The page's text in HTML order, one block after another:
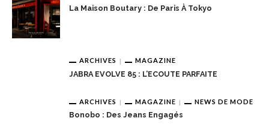
La Maison Boutary : De Paris À Tokyo
ARCHIVES MAGAZINE
JABRA EVOLVE 85 : L’ECOUTE PARFAITE
ARCHIVES MAGAZINE NEWS DE MODE
Bonobo : Des Jeans Engagés